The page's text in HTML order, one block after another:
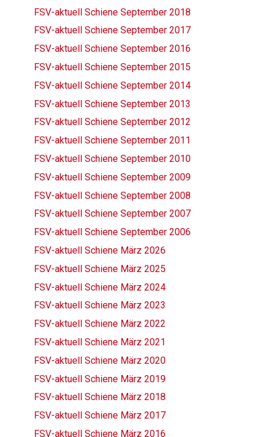
FSV-aktuell Schiene September 2018
FSV-aktuell Schiene September 2017
FSV-aktuell Schiene September 2016
FSV-aktuell Schiene September 2015
FSV-aktuell Schiene September 2014
FSV-aktuell Schiene September 2013
FSV-aktuell Schiene September 2012
FSV-aktuell Schiene September 2011
FSV-aktuell Schiene September 2010
FSV-aktuell Schiene September 2009
FSV-aktuell Schiene September 2008
FSV-aktuell Schiene September 2007
FSV-aktuell Schiene September 2006
FSV-aktuell Schiene März 2026
FSV-aktuell Schiene März 2025
FSV-aktuell Schiene März 2024
FSV-aktuell Schiene März 2023
FSV-aktuell Schiene März 2022
FSV-aktuell Schiene März 2021
FSV-aktuell Schiene März 2020
FSV-aktuell Schiene März 2019
FSV-aktuell Schiene März 2018
FSV-aktuell Schiene März 2017
FSV-aktuell Schiene März 2016